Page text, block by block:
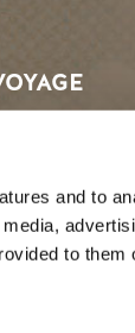
and to
to them